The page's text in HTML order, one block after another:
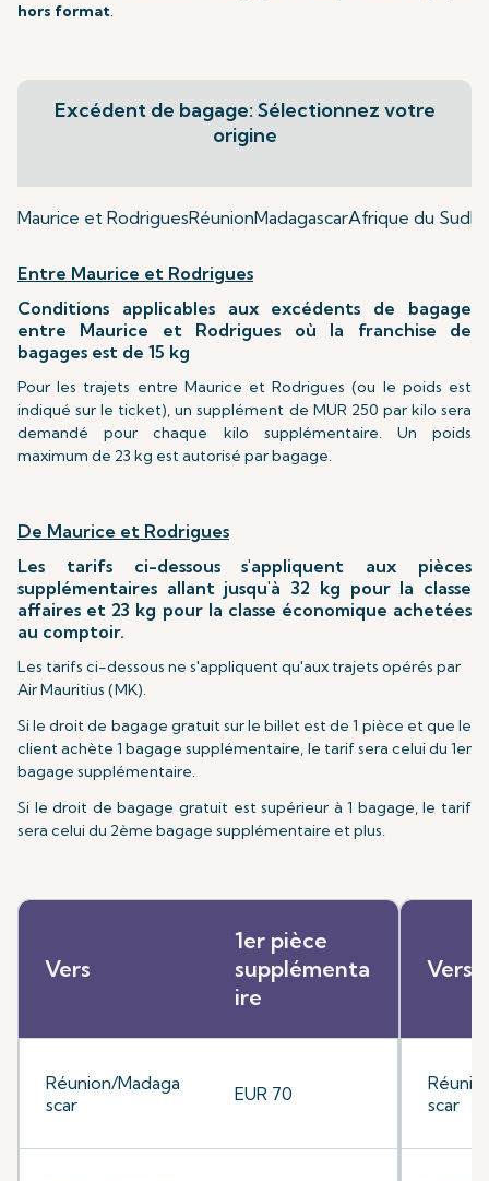
hors format.
Excédent de bagage: Sélectionnez votre
origine
Maurice et RodriguesRéunionMadagascarAfrique du Sud
Entre Maurice et Rodrigues
Conditions applicables aux excédents de bagage
entre Maurice et Rodrigues où la franchise de
bagages est de 15 kg
Pour les trajets entre Maurice et Rodrigues (ou le poids est
indiqué sur le ticket), un supplément de MUR 250 par kilo sera
demandé pour chaque kilo supplémentaire. Un poids
maximum de 23 kg est autorisé par bagage.
De Maurice et Rodrigues
Les tarifs ci-dessous s'appliquent aux pièces
supplémentaires allant jusqu'à 32 kg pour la classe
affaires et 23 kg pour la classe économique achetées
au comptoir.
Les tarifs ci-dessous ne s'appliquent qu'aux trajets opérés par
Air Mauritius (MK).
Si le droit de bagage gratuit sur le billet est de 1 pièce et que le
client achète 1 bagage supplémentaire, le tarif sera celui du 1er
bagage supplémentaire.
Si le droit de bagage gratuit est supérieur à 1 bagage, le tarif
sera celui du 2ème bagage supplémentaire et plus.
Vers
1er pièce
supplémenta
ire
Réunion/Madaga
scar
EUR 70
Vers
scar